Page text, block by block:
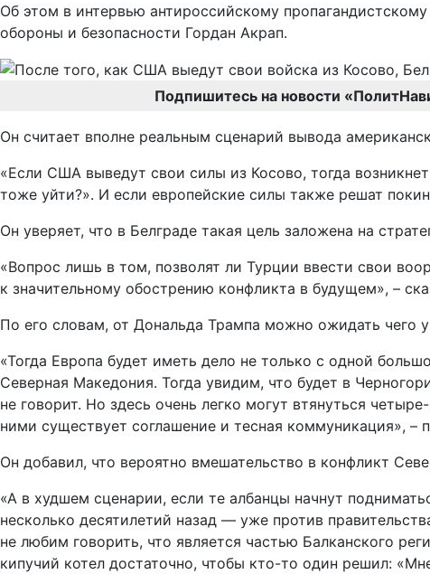
Об этом в интервью антироссийскому
обороны и безопасности Гордан Акрап.
Подпишитесь на новости
Он считает вполне реальным сценарий вывода
«Если США выведут свои силы из Косово, тогда
тоже уйти?». И если европейские силы также решат
Он уверяет, что в Белграде такая цель заложена на
«Вопрос лишь в том, позволят ли Турции ввести свои
к значительному обострению конфликта в будущем», –
По его словам, от Дональда Трампа можно ожидать чего
«Тогда Европа будет иметь дело не только с одной
Северная Македония. Тогда увидим, что будет в
не говорит. Но здесь очень легко могут втянуться
ними существует соглашение и тесная коммуникация», –
Он добавил, что вероятно вмешательство в конфликт
«А в худшем сценарии, если те албанцы начнут
несколько десятилетий назад — уже против
не любим говорить, что является частью Балканского
кипучий котел достаточно, чтобы кто-то один решил: